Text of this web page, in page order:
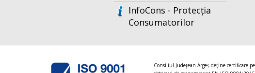
InfoCons - Protecția
Consumatorilor
Consiliul Judeţean Argeș deţine certificare